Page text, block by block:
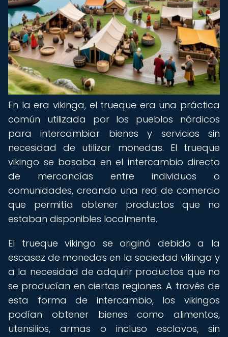
En la era vikinga, el trueque era una práctica
común utilizada por los pueblos nórdicos
para intercambiar bienes y servicios sin
necesidad de utilizar monedas. El trueque
vikingo se basaba en el intercambio directo
de mercancías entre individuos o
comunidades, creando una red de comercio
que permitía obtener productos que no
estaban disponibles localmente.
El trueque vikingo se originó debido a la
escasez de monedas en la sociedad vikinga y
a la necesidad de adquirir productos que no
se producían en ciertas regiones. A través de
esta forma de intercambio, los vikingos
podían obtener bienes como alimentos,
utensilios, armas o incluso esclavos, sin